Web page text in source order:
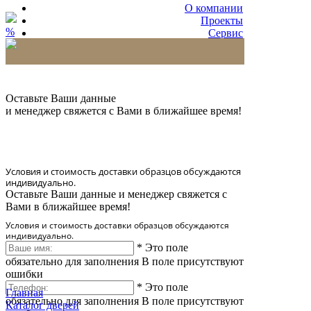
О компании
Проекты
Сервис
%
Оставьте Ваши данные
и менеджер свяжется с Вами в ближайшее время!
Условия и стоимость доставки образцов обсуждаются
индивидуально.
Оставьте Ваши данные и менеджер свяжется с
Вами в ближайшее время!
Условия и стоимость доставки образцов обсуждаются
индивидуально.
* Это поле
обязательно для заполнения В поле присутствуют
ошибки
* Это поле
обязательно для заполнения В поле присутствуют
Главная
Каталог дверей